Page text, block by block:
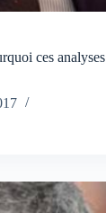
ces analyses